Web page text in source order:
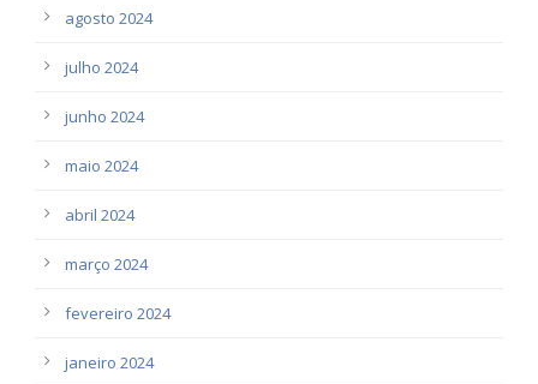
agosto 2024
julho 2024
junho 2024
maio 2024
abril 2024
março 2024
fevereiro 2024
janeiro 2024